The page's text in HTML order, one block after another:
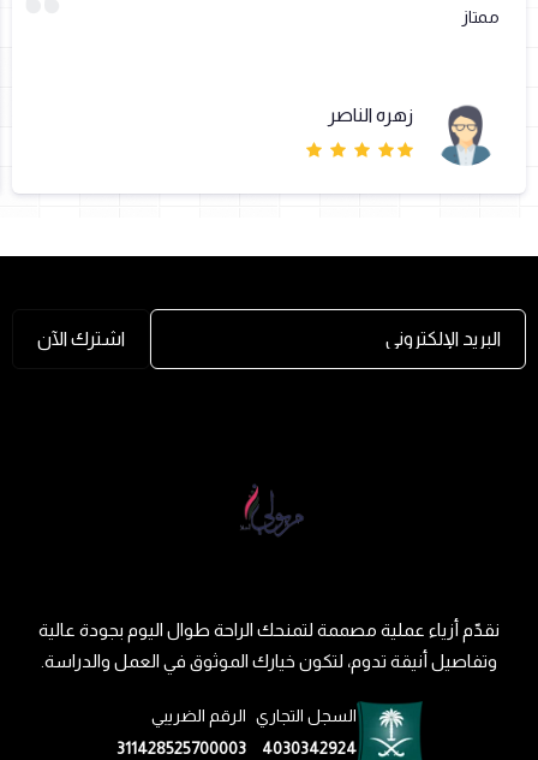
ممتاز
زهره الناصر
البريد الإلكتروني
اشترك الآن
نقدّم أزياء عملية مصممة لتمنحك الراحة طوال اليوم بجودة عالية
وتفاصيل أنيقة تدوم، لتكون خيارك الموثوق في العمل والدراسة.
السجل التجاري
4030342924
الرقم الضريبي
311428525700003